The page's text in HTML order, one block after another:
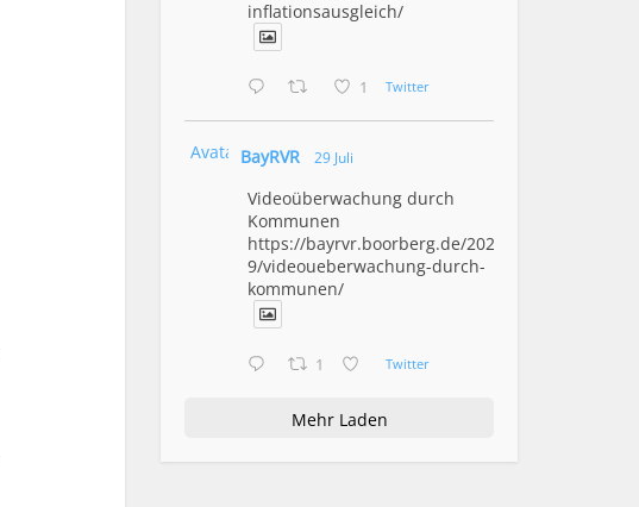
inflationsausgleich/
1 Twitter
Avatar BayRVR 29 Juli
Videoüberwachung durch
Kommunen
https://bayrvr.boorberg.de/2026/07/2
9/videoueberwachung-durch-
kommunen/
1 Twitter
Mehr Laden